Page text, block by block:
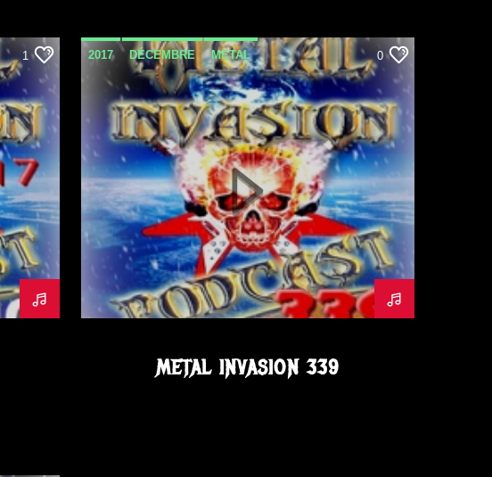
1 2017 DÉCEMBRE METAL
METAL INVASION PODCAST
METALINVASION PODCAST
0
METAL INVASION 339